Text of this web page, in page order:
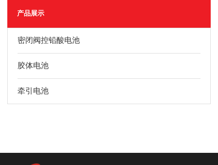
产品展示
密闭阀控铅酸电池
胶体电池
牵引电池